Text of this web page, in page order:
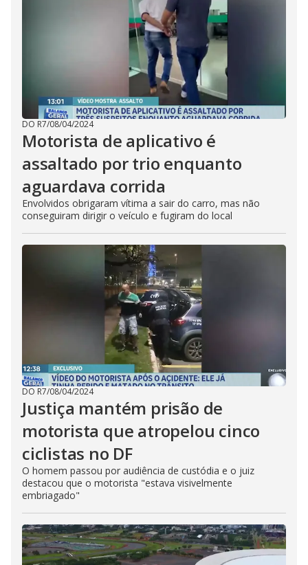
DO R7/08/04/2024
Motorista de aplicativo é
assaltado por trio enquanto
aguardava corrida
Envolvidos obrigaram vítima a sair do carro, mas não
conseguiram dirigir o veículo e fugiram do local
DO R7/08/04/2024
Justiça mantém prisão de
motorista que atropelou cinco
ciclistas no DF
O homem passou por audiência de custódia e o juiz
destacou que o motorista "estava visivelmente
embriagado"